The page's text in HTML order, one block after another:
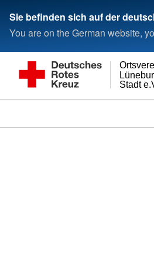
Sie befinden sich auf der
You are on the German website,
Stadt